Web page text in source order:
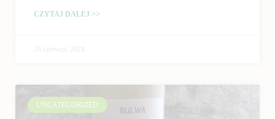
CZYTAJ DALEJ >>
26 czerwca, 2024
UNCATEGORIZED